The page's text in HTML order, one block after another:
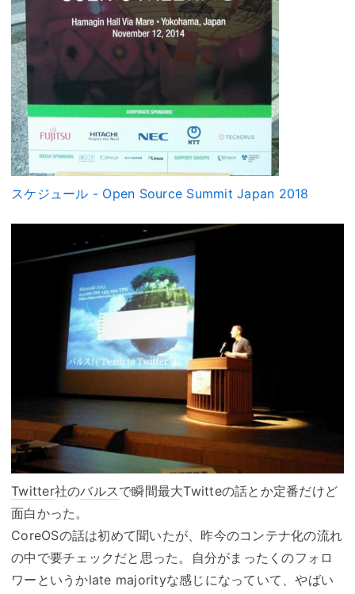
スケジュール - Open Source Summit Japan 2018
Twitter社のバルスで瞬間最大Twitteの話とか定番だけど
面白かった。
CoreOSの話は初めて聞いたが、昨今のコンテナ化の流れ
の中で要チェックだと思った。自分がまったくのフォロ
ワーというかlate majorityな感じになっていて、やばい